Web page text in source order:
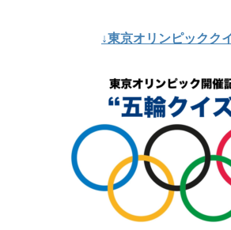
↓東京オリンピックク